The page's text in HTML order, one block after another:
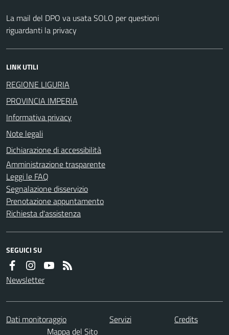
La mail del DPO va usata SOLO per questioni
riguardanti la privacy
LINK UTILI
REGIONE LIGURIA
PROVINCIA IMPERIA
Informativa privacy
Note legali
Dichiarazione di accessibilità
Amministrazione trasparente
Leggi le FAQ
Segnalazione disservizio
Prenotazione appuntamento
Richiesta d'assistenza
SEGUICI SU
Newsletter
Dati monitoraggio Servizi
Credits
Mappa del Sito